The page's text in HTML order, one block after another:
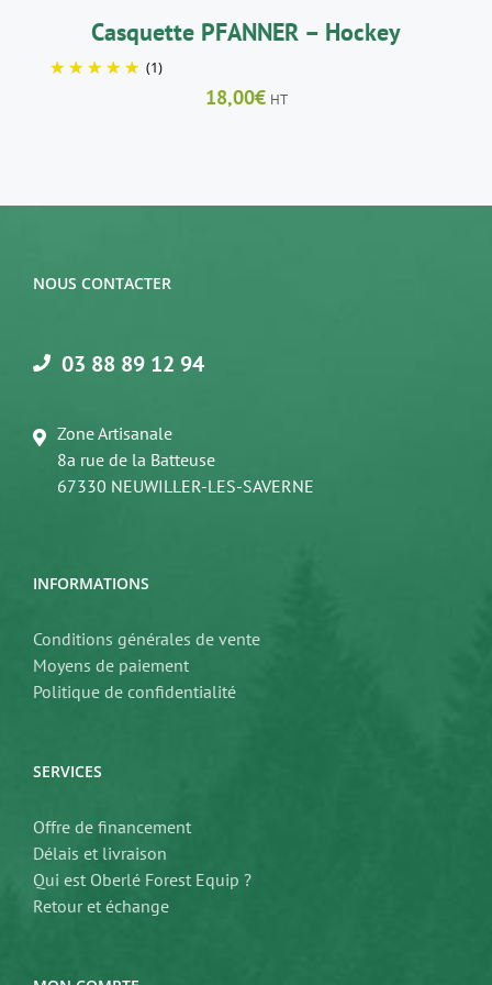
Casquette PFANNER – Hockey
(1)
18,00€ HT
NOUS CONTACTER
03 88 89 12 94
Zone Artisanale
8a rue de la Batteuse
67330 NEUWILLER-LES-SAVERNE
INFORMATIONS
Conditions générales de vente
Moyens de paiement
Politique de confidentialité
SERVICES
Offre de financement
Délais et livraison
Qui est Oberlé Forest Equip ?
Retour et échange